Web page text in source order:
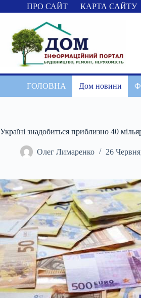
Перейти
до
ПРО САЙТ КАРТА САЙТУ
ГОЛОВНА Дом новини
Україні знадобиться приблизно 40
Олег Лимаренко 26